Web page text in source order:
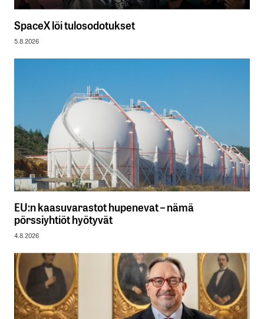
SpaceX löi tulosodotukset
5.8.2026
EU:n kaasuvarastot hupenevat – nämä
pörssiyhtiöt hyötyvät
4.8.2026